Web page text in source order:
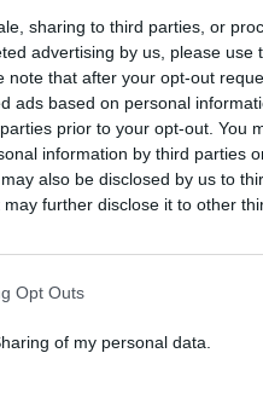
sharing to third parties, or
advertising by us, please use
note that after your opt-out
ads based on personal
prior to your opt-out. You
information by third parties
also be disclosed by us to
may further disclose it to other
Opt Outs
of my personal data.